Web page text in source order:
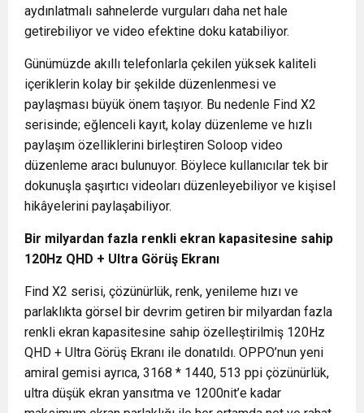
aydınlatmalı sahnelerde vurguları daha net hale
getirebiliyor ve video efektine doku katabiliyor.
Günümüzde akıllı telefonlarla çekilen yüksek kaliteli
içeriklerin kolay bir şekilde düzenlenmesi ve
paylaşması büyük önem taşıyor. Bu nedenle Find X2
serisinde; eğlenceli kayıt, kolay düzenleme ve hızlı
paylaşım özelliklerini birleştiren Soloop video
düzenleme aracı bulunuyor. Böylece kullanıcılar tek bir
dokunuşla şaşırtıcı videoları düzenleyebiliyor ve kişisel
hikâyelerini paylaşabiliyor.
Bir milyardan fazla renkli ekran kapasitesine sahip
120Hz QHD + Ultra Görüş Ekranı
Find X2 serisi, çözünürlük, renk, yenileme hızı ve
parlaklıkta görsel bir devrim getiren bir milyardan fazla
renkli ekran kapasitesine sahip özelleştirilmiş 120Hz
QHD + Ultra Görüş Ekranı ile donatıldı. OPPO’nun yeni
amiral gemisi ayrıca, 3168 * 1440, 513 ppi çözünürlük,
ultra düşük ekran yansıtma ve 1200nit’e kadar